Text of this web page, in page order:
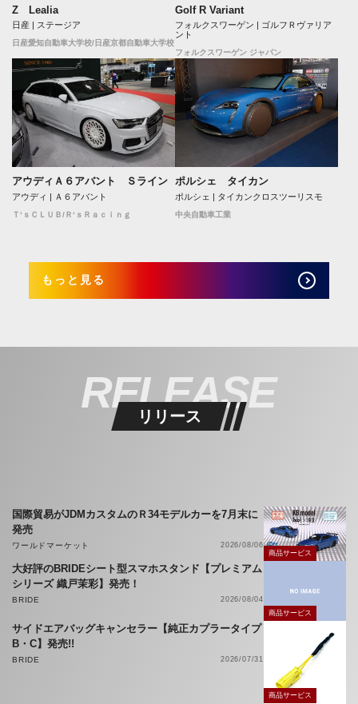
Z Lealia
日産 | ステージア
日産愛知自動車大学校/日産京都自動車大学校
Golf R Variant
フォルクスワーゲン | ゴルフＲヴァリア
ント
フォルクスワーゲン ジャパン
アウディＡ６アバント Ｓライン
アウディ | Ａ６アバント
Ｔ‘ｓＣＬＵＢ/Ｒ‘ｓＲａｃｉｎｇ
ポルシェ タイカン
ポルシェ | タイカンクロスツーリスモ
中央自動車工業
もっと見る
RELEASE
リリース
国際貿易がJDMカスタムのＲ34モデルカーを7月末に
発売
ワールドマーケット
2026/08/06
商品サービス
大好評のBRIDEシート型スマホスタンド【プレミアム
シリーズ 織戸茉彩】発売！
BRIDE
2026/08/04
商品サービス
サイドエアバッグキャンセラー【純正カプラータイプ
B・C】発売!!
BRIDE 2026/07/31
商品サービス